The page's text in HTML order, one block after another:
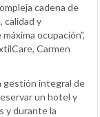
cadena de
calidad y
ocupación",
Carmen
gestión integral de
un hotel y
y durante la